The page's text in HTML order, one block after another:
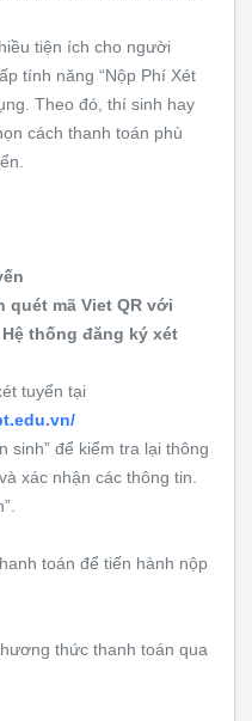
tiện ích cho người
tính năng “Nộp Phí Xét
Theo đó, thí sinh hay
cách thanh toán phù
quét mã Viet QR với
thống đăng ký xét
tuyển tại
sinh” để kiểm tra lại thông
xác nhận các thông tin.
toán để tiến hành nộp
thức thanh toán qua